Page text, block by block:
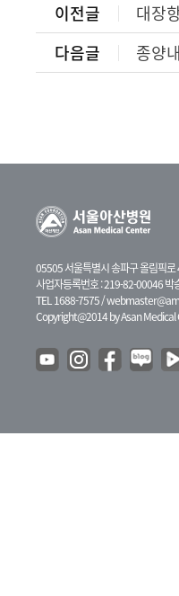
이전글
대장
다음글
종양
05505 서울특별시 송파구 올림픽
사업자등록번호 : 219-82-00046 박
TEL 1688-7575 /
Copyright@2014 by Asan